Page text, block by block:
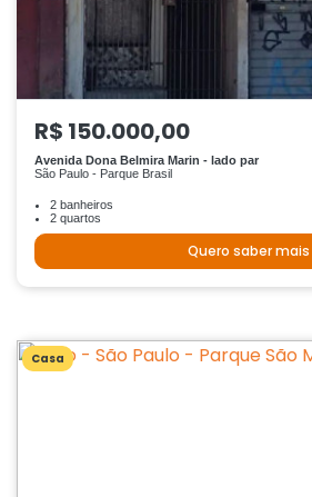
R$ 150.000,00
Avenida Dona Belmira Marin - lado par
São Paulo - Parque Brasil
2 banheiros
2 quartos
Quero saber mais
Casa